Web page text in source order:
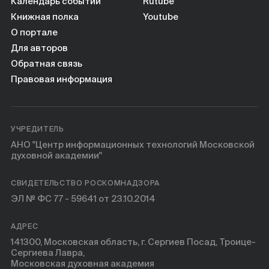
Книжная полка
О портале
Для авторов
Обратная связь
Правовая информация
Youtube
УЧРЕДИТЕЛЬ
АНО "Центр информационных технологий Московской
духовной академии"
СВИДЕТЕЛЬСТВО РОСКОМНАДЗОРА
ЭЛ № ФС 77 - 59641 от 23.10.2014
АДРЕС
141300, Московская область, г. Сергиев Посад, Троице-
Сергиева Лавра,
Московская духовная академия